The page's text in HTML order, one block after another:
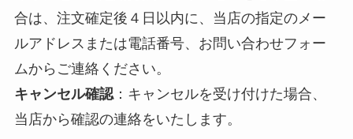
合は、注文確定後４日以内に、当店の指定のメー
ルアドレスまたは電話番号、お問い合わせフォー
ムからご連絡ください。
キャンセル確認：キャンセルを受け付けた場合、
当店から確認の連絡をいたします。